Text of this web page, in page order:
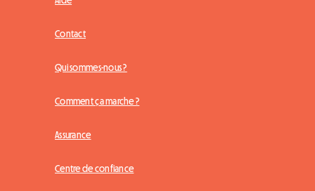
Contact
Qui sommes-nous ?
Comment ça marche ?
Assurance
Centre de confiance